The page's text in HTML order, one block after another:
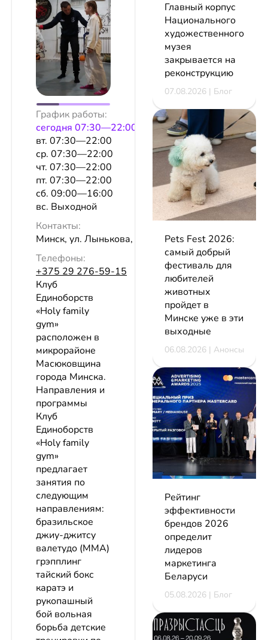
График работы:
сeгодня 07:30—22:00
вт. 07:30—22:00
ср. 07:30—22:00
чт. 07:30—22:00
пт. 07:30—22:00
сб. 09:00—16:00
вс. Выходной
Контакты:
Минск, ул. Лынькова, 19
Телефоны:
+375 29 276-59-15
Клуб
Единоборств
«Holy family
gym»
расположен в
микрорайоне
Масюковщина
города Минска.
Направления и
программы
Клуб
Единоборств
«Holy family
gym»
предлагает
занятия по
следующим
направлениям:
бразильское
джиу-джитсу
валетудо (ММА)
грэпплинг
тайский бокс
каратэ и
рукопашный
бой вольная
борьба детские
Главный корпус
Национального
художественного
музея
закрывается на
реконструкцию
07.08.2026 | Блог
Pets Fest 2026:
самый добрый
фестиваль для
любителей
животных
пройдет в
Минске уже в эти
выходные
06.08.2026 | Анонсы
Рейтинг
эффективности
брендов 2026
определит
лидеров
маркетинга
Беларуси
05.08.2026 | Блог